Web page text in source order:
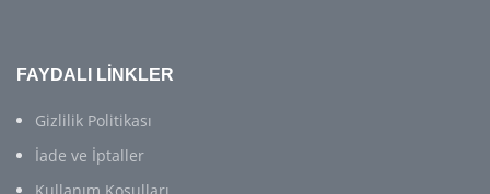
FAYDALI LİNKLER
Gizlilik Politikası
İade ve İptaller